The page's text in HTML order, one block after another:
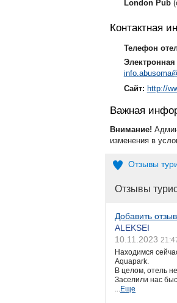
London Pub
Контактная
Телефон
Электронная
Сайт: http://
Важная
Внимание!
изменения в
Отзывы
Отзывы
Добавить отзыв
ALEKSEI
10.11.2023
Находимся
Aquapark.
В целом, отель
Заселили нас
...Еще